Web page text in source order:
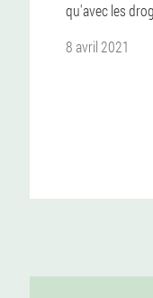
qu'avec les
8 avril 2021